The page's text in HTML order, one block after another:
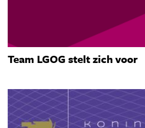
Team LGOG stelt zich voor